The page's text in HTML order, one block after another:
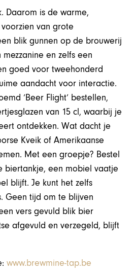
Daarom is de warme,
van grote
blik gunnen op de brouwerij
en zelfs een
goed voor tweehonderd
aandacht voor interactie.
‘Beer Flight’ bestellen,
van 15 cl, waarbij je
ontdekken. Wat dacht je
Kveik of Amerikaanse
Met een groepje? Bestel
biertankje, een mobiel vaatje
blijft. Je kunt het zelfs
Geen tijd om te blijven
vers gevuld blik bier
afgevuld en verzegeld, blijft
www.brewmine-tap.be